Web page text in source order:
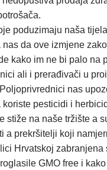
poduzimaju naša
nas da ove izmjene
kako im ne bi palo na
ali i prerađivači u
nas
pesticidi i
stiže na naše tržište a
a prekršitelji koji
Hrvatskoj
GMO free i